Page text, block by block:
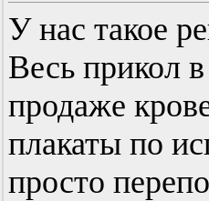
У нас такое
Весь прикол
продаже
плакаты по
просто